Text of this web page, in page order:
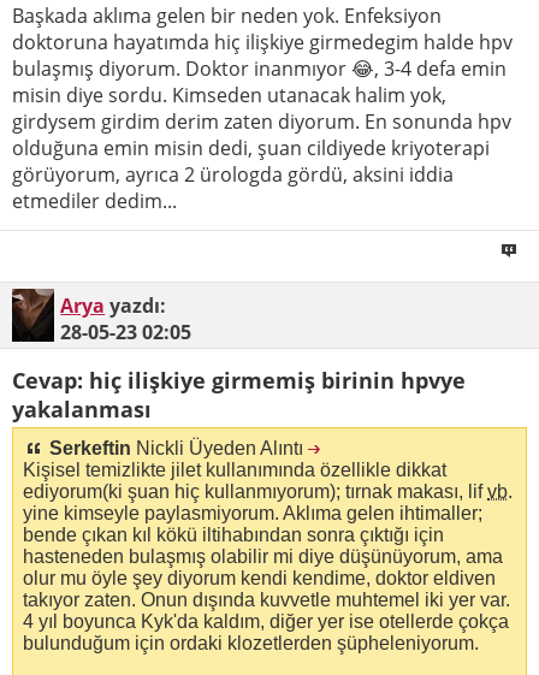
Başkada aklıma gelen bir neden yok. Enfeksiyon
doktoruna hayatımda hiç ilişkiye girmedegim halde hpv
bulaşmış diyorum. Doktor inanmıyor 😂, 3-4 defa emin
misin diye sordu. Kimseden utanacak halim yok,
girdysem girdim derim zaten diyorum. En sonunda hpv
olduğuna emin misin dedi, şuan cildiyede kriyoterapi
görüyorum, ayrıca 2 ürologda gördü, aksini iddia
etmediler dedim...
Arya yazdı:
28-05-2302:05
Cevap: hiç ilişkiye girmemiş birinin hpvye
yakalanması
Serkeftin Nickli Üyeden Alıntı
Kişisel temizlikte jilet kullanımında özellikle dikkat
ediyorum(ki şuan hiç kullanmıyorum); tırnak makası, lifvb.
yine kimseyle paylasmiyorum. Aklıma gelen ihtimaller;
bende çıkan kıl kökü iltihabından sonra çıktığı için
hasteneden bulaşmış olabilir mi diye düşünüyorum, ama
olur mu öyle şey diyorum kendi kendime, doktor eldiven
takıyor zaten. Onun dışında kuvvetle muhtemel iki yer var.
4 yıl boyunca Kyk'da kaldım, diğer yer ise otellerde çokça
bulunduğum için ordaki klozetlerden şüpheleniyorum.